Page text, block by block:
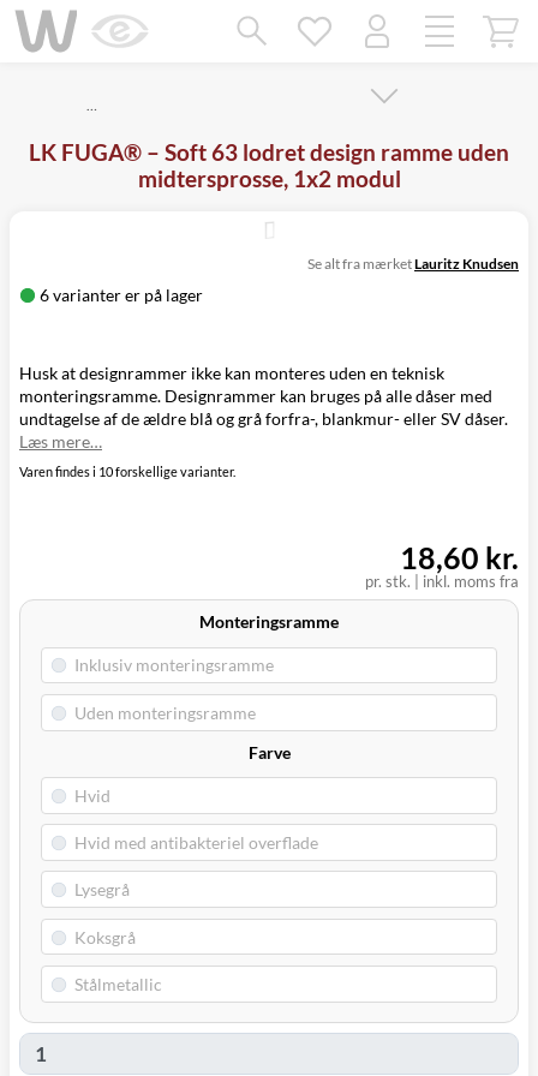
…
LK FUGA® – Soft 63 lodret design ramme uden
midtersprosse, 1x2 modul
6 varianter er på lager
Se alt fra mærketLauritz Knudsen
Husk at designrammer ikke kan monteres uden en teknisk
monteringsramme. Designrammer kan bruges på alle dåser med
undtagelse af de ældre blå og grå forfra-, blankmur- eller SV dåser.
Læs mere…
Varen findes i 10 forskellige varianter.
pr. stk. inkl. moms fra
18,60 kr.
Monteringsramme
Farve
Mangler chatten?
Ret samtykke!